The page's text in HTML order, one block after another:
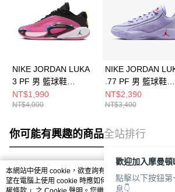
NIKE JORDAN LUKA
3 PF 男 籃球鞋
FQ1285600
NT$1,990
NT$4,000
NIKE JORDAN
.77 PF 男 籃球鞋
HF0819500
NT$2,390
NT$3,400
你可能有興趣的商品全站排行
熱門標籤
本網站中使用 cookie，欲查詢有關本網站使用 cookie
望在電腦上使用 cookie 時應如何變更電腦的 cookie
歡迎加入摩曼
點擊以下按鈕
息👇